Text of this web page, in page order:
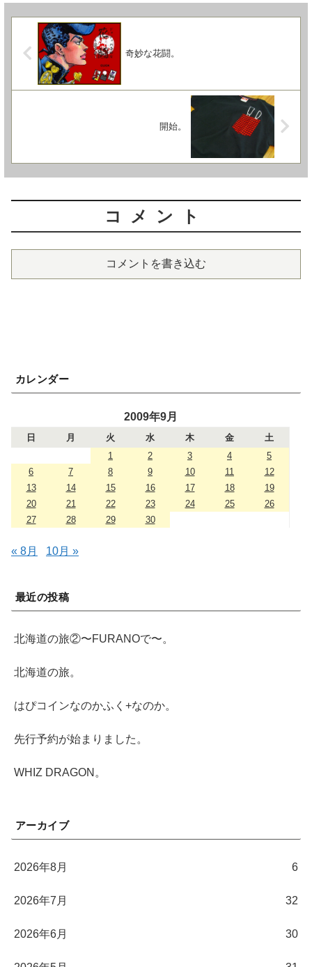
奇妙な花闘。
開始。
コメント
コメントを書き込む
カレンダー
2009年9月
日 月 火 水 木 金
土
1
2 3 4
5
6
7 8 9 10 11
12
13
14 15 16 17 18
19
20
21 22 23 24 25
26
27
28 29 30
« 8月 10月 »
最近の投稿
北海道の旅②〜FURANOで〜。
北海道の旅。
はぴコインなのかふく+なのか。
先行予約が始まりました。
WHIZ DRAGON。
アーカイブ
2026年8月 6
2026年7月 32
2026年6月 30